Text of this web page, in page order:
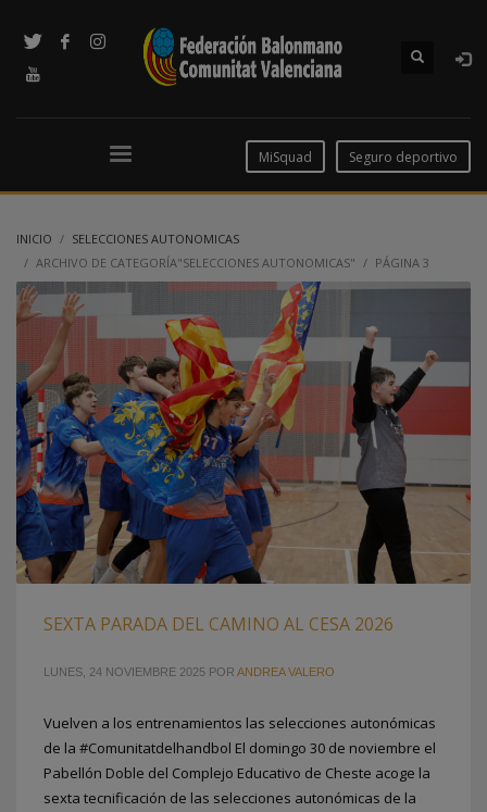
MiSquad Seguro deportivo
INICIO
SELECCIONES AUTONOMICAS
ARCHIVO DE CATEGORÍA"SELECCIONES AUTONOMICAS"
PÁGINA 3
SEXTA PARADA DEL CAMINO AL CESA 2026
LUNES, 24 NOVIEMBRE 2025 POR ANDREA VALERO
Vuelven a los entrenamientos las selecciones autonómicas
de la #Comunitatdelhandbol El domingo 30 de noviembre el
Pabellón Doble del Complejo Educativo de Cheste acoge la
sexta tecnificación de las selecciones autonómicas de la